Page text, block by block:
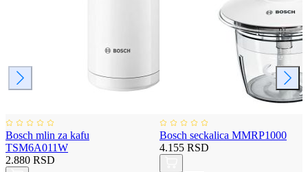
Bosch mlin za kafu
TSM6A011W
2.880 RSD
Bosch seckalica MMRP1000
4.155 RSD